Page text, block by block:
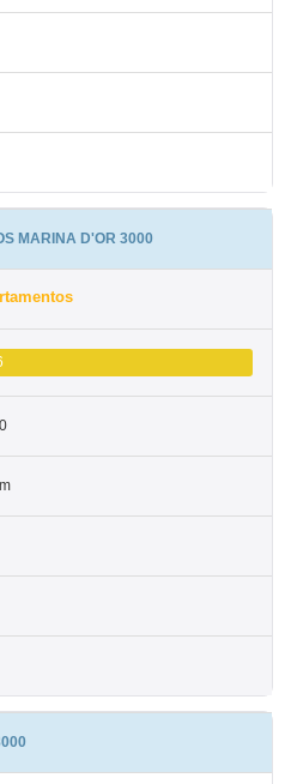
MARINA D'OR 3000